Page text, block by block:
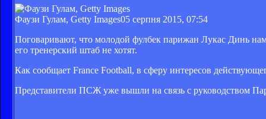
Фаузи Гулам, Getty Images05 серпня 2015, 07:54
Поговаривают, что молодой фулбек парижан Лукас Динь
его тренерский штаб не хотят.
Как сообщает France Football, в сферу интересов
Представители ПСЖ уже вышли на связь с руководством